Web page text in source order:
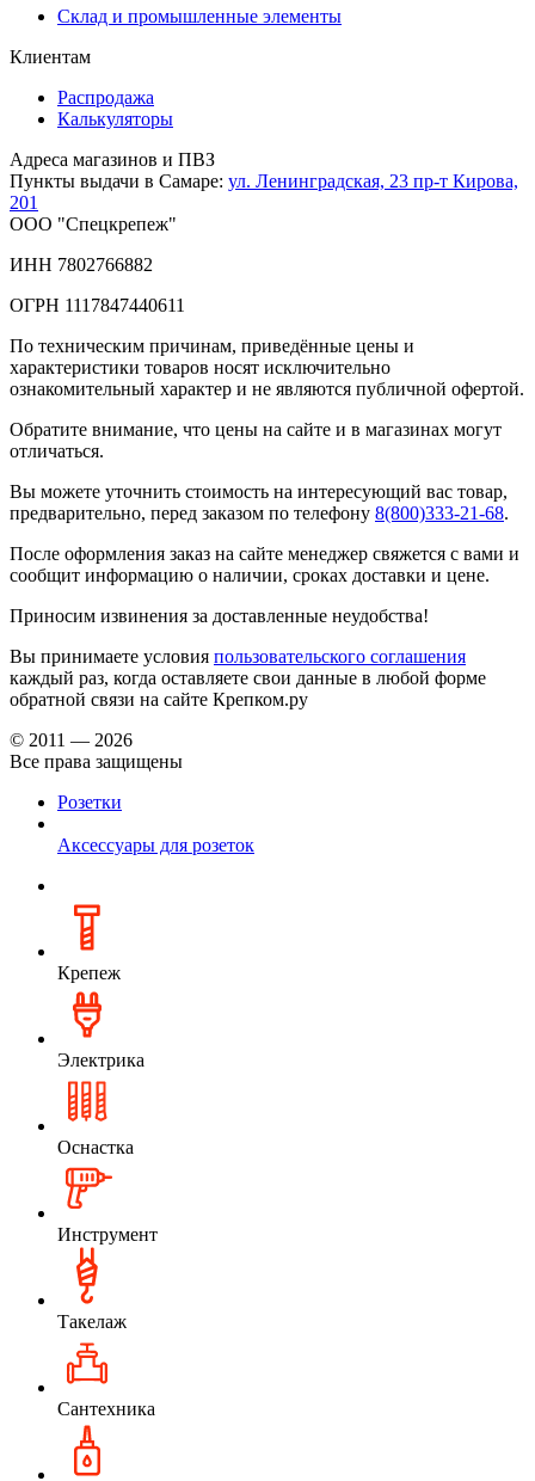
Склад и промышленные элементы
Клиентам
Распродажа
Калькуляторы
Адреса магазинов и ПВЗ
Пункты выдачи в Самаре: ул. Ленинградская, 23 пр-т Кирова,
201
ООО "Спецкрепеж"
ИНН 7802766882
ОГРН 1117847440611
По техническим причинам, приведённые цены и
характеристики товаров носят исключительно
ознакомительный характер и не являются публичной офертой.
Обратите внимание, что цены на сайте и в магазинах могут
отличаться.
Вы можете уточнить стоимость на интересующий вас товар,
предварительно, перед заказом по телефону 8(800)333-21-68.
После оформления заказ на сайте менеджер свяжется с вами и
сообщит информацию о наличии, сроках доставки и цене.
Приносим извинения за доставленные неудобства!
Вы принимаете условия пользовательского соглашения
каждый раз, когда оставляете свои данные в любой форме
обратной связи на сайте Крепком.ру
© 2011 — 2026
Все права защищены
Розетки
Аксессуары для розеток
Крепеж
Электрика
Оснастка
Инструмент
Такелаж
Сантехника